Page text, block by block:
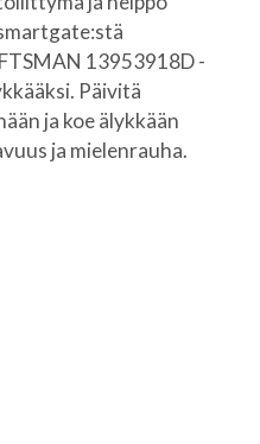
13953918D -
Päivitä
ja koe älykkään
ja mielenrauha.